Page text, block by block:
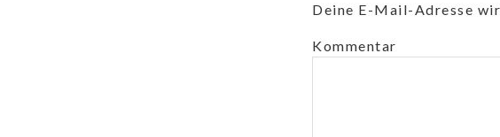
Deine E-Mail-Adresse
Kommentar